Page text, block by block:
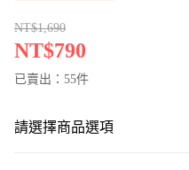
NT$1,690
NT$790
已賣出：55件
請選擇商品選項